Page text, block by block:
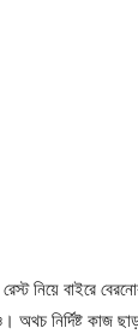
নিয়ে বাইরে
নির্দিষ্ট কাজ